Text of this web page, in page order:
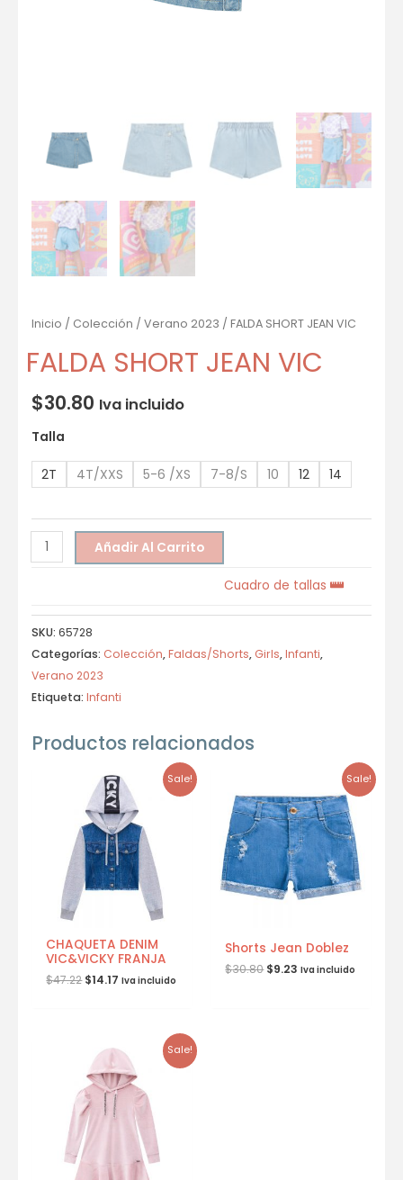
Inicio / Colección / Verano 2023 / FALDA SHORT JEAN VIC
FALDA SHORT JEAN VIC
$30.80 Iva incluido
Talla
2T 4T/XXS 5-6 /XS 7-8/S 10 12 14
Añadir Al Carrito
Cuadro de tallas
SKU: 65728
Categorías: Colección,Faldas/Shorts, Girls,Infanti,
Verano 2023
Etiqueta: Infanti
Productos relacionados
Sale!
CHAQUETA DENIM
VIC&VICKY FRANJA
$47.22 $14.17 Iva incluido
Sale!
Shorts Jean Doblez
$30.80 $9.23 Iva incluido
Sale!